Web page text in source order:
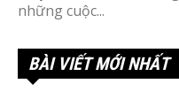
những cuộc...
BÀI VIẾT MỚI NHẤT